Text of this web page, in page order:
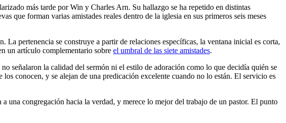
más tarde por Win y Charles Arn. Su hallazgo se ha repetido en distintas
que forman varias amistades reales dentro de la iglesia en sus primeros seis meses
pertenencia se construye a partir de relaciones específicas, la ventana inicial es corta,
un artículo complementario sobre el umbral de las siete amistades.
señalaron la calidad del sermón ni el estilo de adoración como lo que decidía quién se
conocen, y se alejan de una predicación excelente cuando no lo están. El servicio es
una congregación hacia la verdad, y merece lo mejor del trabajo de un pastor. El punto